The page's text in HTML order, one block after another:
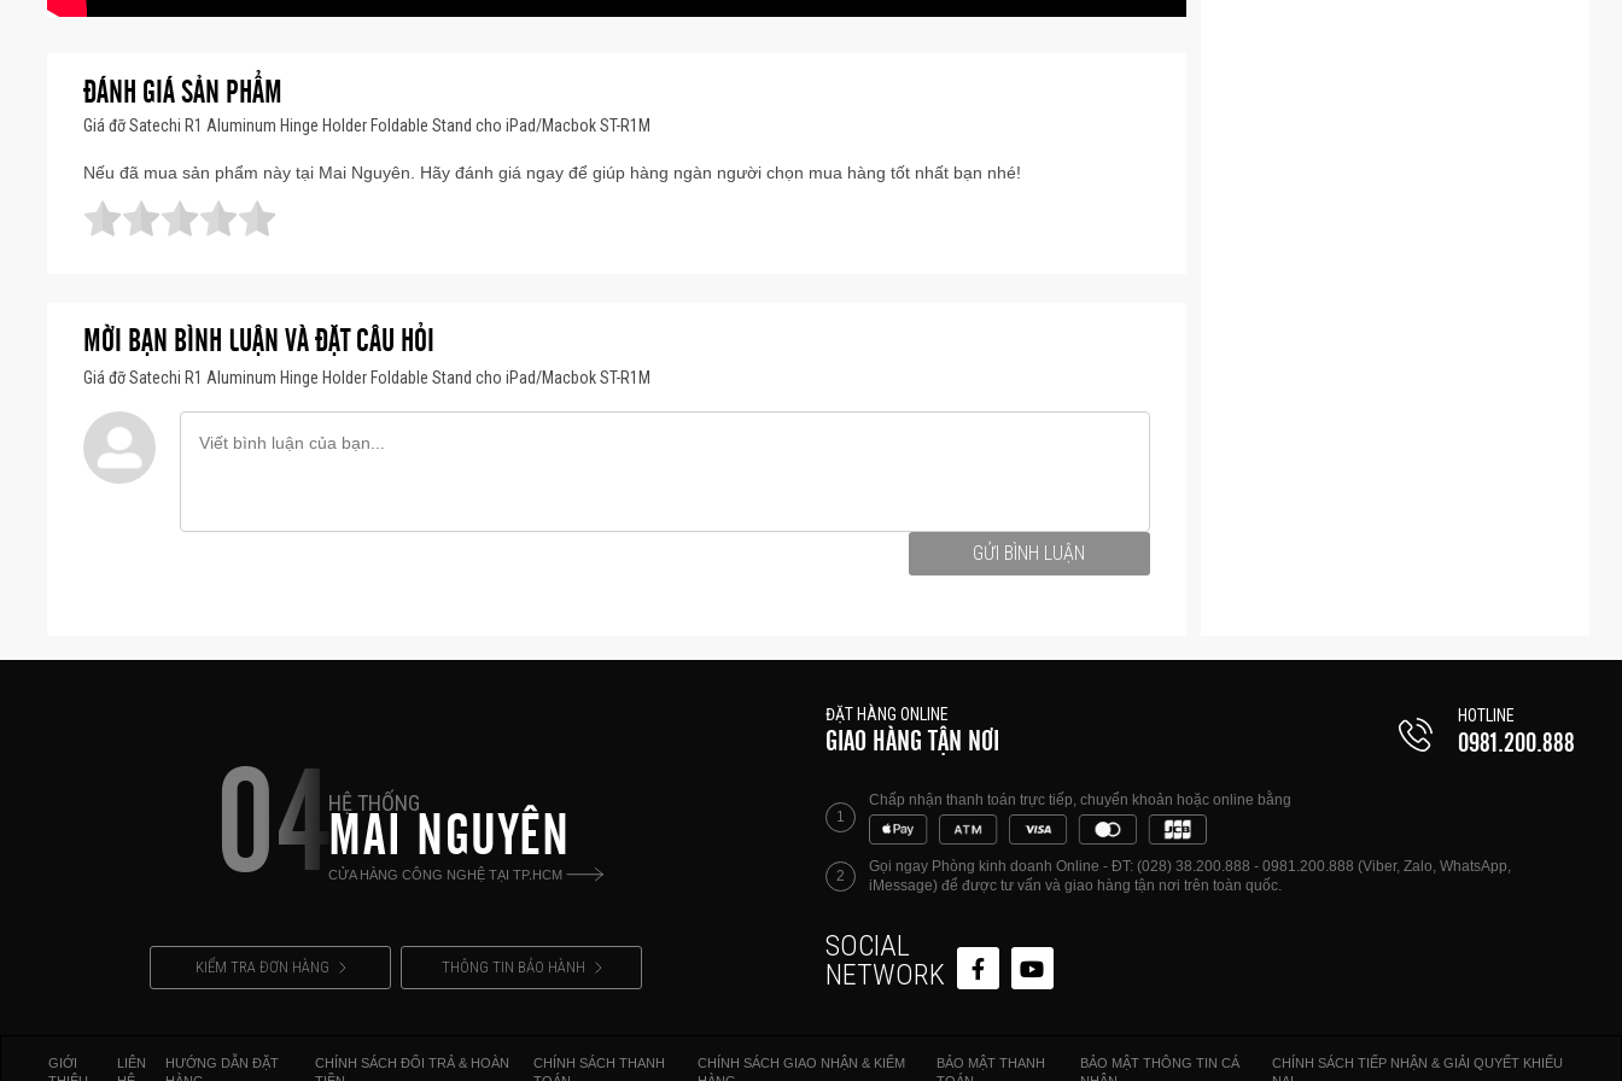
Không chỉ đơn giản là giữ thiết bị, giá đỡ R1 có thể gập lại và thu gọn một cách thuận tiện. Điều này làm cho nó trở
thành người bạn đồng hành hoàn hảo, dễ dàng mang theo bên mình bất cứ nơi đâu bạn đến, đồng thời giữ không
gian làm việc của bạn gọn gàng và sắp xếp.
ĐÁNH GIÁ SẢN PHẨM
Giá đỡ Satechi R1 Aluminum Hinge Holder Foldable Stand cho iPad/Macbok ST-R1M
Nếu đã mua sản phẩm này tại Mai Nguyên. Hãy đánh giá ngay để giúp hàng ngàn người chọn mua hàng tốt nhất bạn nhé!
MỜI BẠN BÌNH LUẬN VÀ ĐẶT CÂU HỎI
Giá đỡ Satechi R1 Aluminum Hinge Holder Foldable Stand cho iPad/Macbok ST-R1M
GỬI BÌNH LUẬN
04HỆ THỐNG
MAI NGUYÊN
CỬA HÀNG CÔNG NGHỆ TẠI TP.HCM
KIỂM TRA ĐƠN HÀNG THÔNG TIN BẢO HÀNH
ĐẶT HÀNG ONLINE
GIAO HÀNG TẬN NƠI
HOTLINE
0981.200.888
1
Chấp nhận thanh toán trực tiếp, chuyển khoản hoặc online bằng
2
Gọi ngay Phòng kinh doanh Online - ĐT: (028) 38.200.888 - 0981.200.888 (Viber, Zalo, WhatsApp,
iMessage) để được tư vấn và giao hàng tận nơi trên toàn quốc.
SOCIAL
NETWORK
GIỚI
LIÊN
HƯỚNG DẪN ĐẶT
CHÍNH SÁCH ĐỔI TRẢ & HOÀN
CHÍNH SÁCH THANH
CHÍNH SÁCH GIAO NHẬN & KIỂM
BẢO MẬT THANH
BẢO MẬT THÔNG TIN CÁ
CHÍNH SÁCH TIẾP NHẬN & GIẢI QUYẾT KHIẾU